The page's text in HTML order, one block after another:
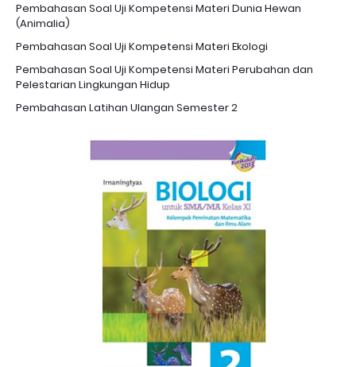
Pembahasan Soal Uji Kompetensi Materi Dunia Hewan
(Animalia)
Pembahasan Soal Uji Kompetensi Materi Ekologi
Pembahasan Soal Uji Kompetensi Materi Perubahan dan
Pelestarian Lingkungan Hidup
Pembahasan Latihan Ulangan Semester 2